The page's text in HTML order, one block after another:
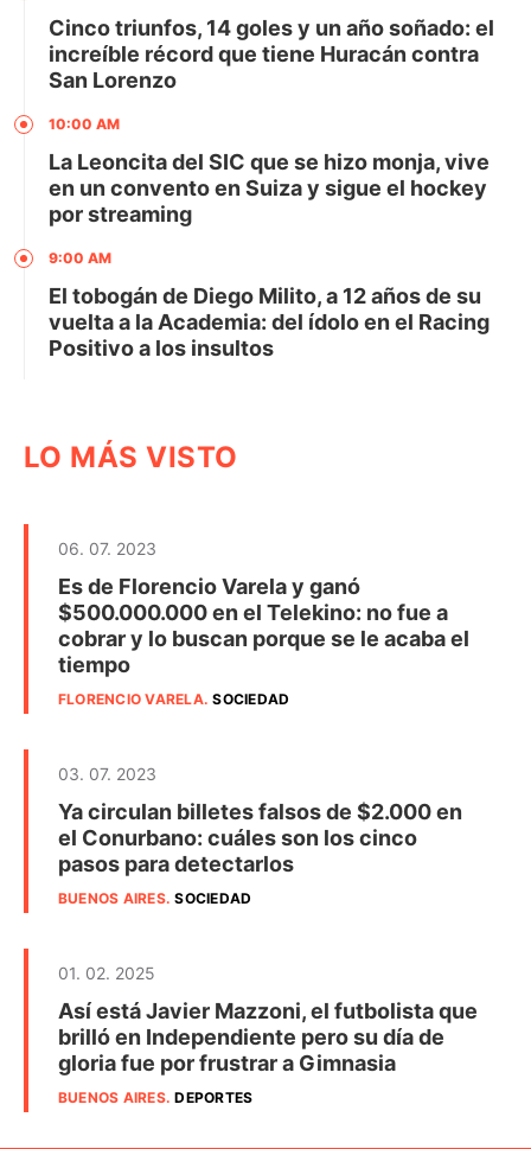
Cinco triunfos, 14 goles y un año soñado: el
increíble récord que tiene Huracán contra
San Lorenzo
10:00 AM
La Leoncita del SIC que se hizo monja, vive
en un convento en Suiza y sigue el hockey
por streaming
9:00 AM
El tobogán de Diego Milito, a 12 años de su
vuelta a la Academia: del ídolo en el Racing
Positivo a los insultos
LO MÁS VISTO
06. 07. 2023
Es de Florencio Varela y ganó
$500.000.000 en el Telekino: no fue a
cobrar y lo buscan porque se le acaba el
tiempo
FLORENCIO VARELA.SOCIEDAD
03. 07. 2023
Ya circulan billetes falsos de $2.000 en
el Conurbano: cuáles son los cinco
pasos para detectarlos
BUENOS AIRES.SOCIEDAD
01. 02. 2025
Así está Javier Mazzoni, el futbolista que
brilló en Independiente pero su día de
gloria fue por frustrar a Gimnasia
BUENOS AIRES.DEPORTES